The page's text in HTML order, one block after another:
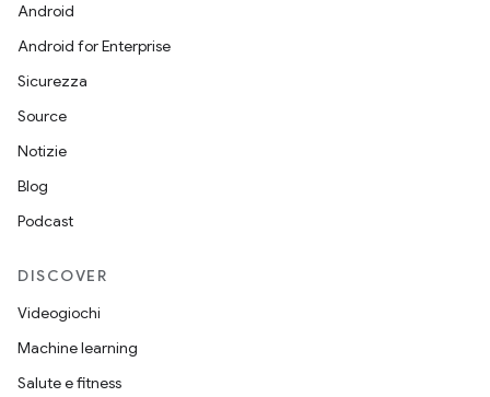
Android
Android for Enterprise
Sicurezza
Source
Notizie
Blog
Podcast
DISCOVER
Videogiochi
Machine learning
Salute e fitness